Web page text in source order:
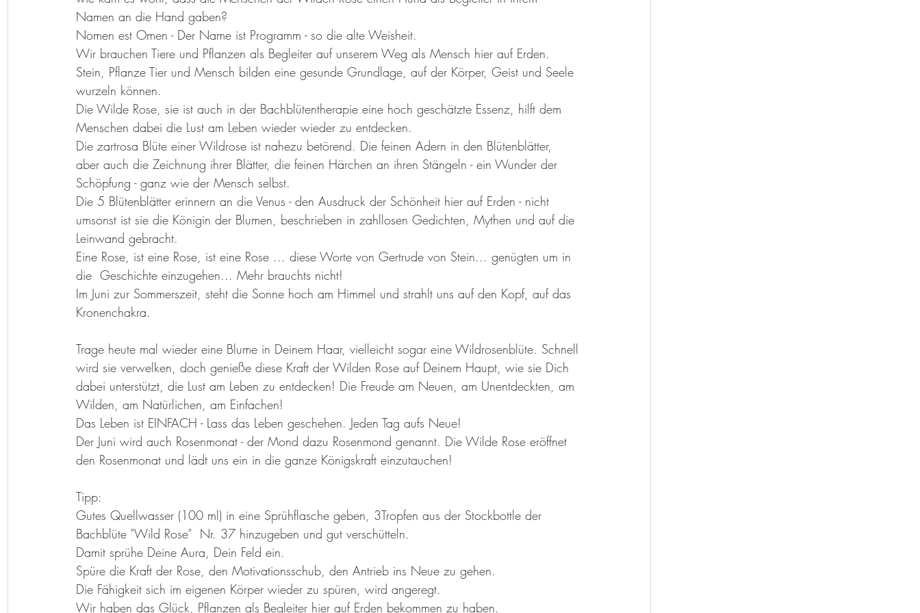
Herzenslieder Bastelideen Kunst-Hand-Werk Adventkalender 2021
Geschichtenkiste Gedichte, Sprüche und Zitate
Namen an die Hand gaben?
Nomen est Omen - Der Name ist Programm - so die alte Weisheit.
Wir brauchen Tiere und Pflanzen als Begleiter auf unserem Weg als Mensch hier auf Erden.
Stein, Pflanze Tier und Mensch bilden eine gesunde Grundlage, auf der Körper, Geist und Seele
wurzeln können.
Die Wilde Rose, sie ist auch in der Bachblütentherapie eine hoch geschätzte Essenz, hilft dem
Menschen dabei die Lust am Leben wieder wieder zu entdecken.
Die zartrosa Blüte einer Wildrose ist nahezu betörend. Die feinen Adern in den Blütenblätter,
aber auch die Zeichnung ihrer Blätter, die feinen Härchen an ihren Stängeln - ein Wunder der
Schöpfung - ganz wie der Mensch selbst.
Die 5 Blütenblätter erinnern an die Venus - den Ausdruck der Schönheit hier auf Erden - nicht
umsonst ist sie die Königin der Blumen, beschrieben in zahllosen Gedichten, Mythen und auf die
Leinwand gebracht.
Eine Rose, ist eine Rose, ist eine Rose ... diese Worte von Gertrude von Stein... genügten um in
die  Geschichte einzugehen... Mehr brauchts nicht!
Im Juni zur Sommerszeit, steht die Sonne hoch am Himmel und strahlt uns auf den Kopf, auf das
Kronenchakra.
Trage heute mal wieder eine Blume in Deinem Haar, vielleicht sogar eine Wildrosenblüte. Schnell
wird sie verwelken, doch genieße diese Kraft der Wilden Rose auf Deinem Haupt, wie sie Dich
dabei unterstützt, die Lust am Leben zu entdecken! Die Freude am Neuen, am Unentdeckten, am
Wilden, am Natürlichen, am Einfachen!
Das Leben ist EINFACH - Lass das Leben geschehen. Jeden Tag aufs Neue!
Der Juni wird auch Rosenmonat - der Mond dazu Rosenmond genannt. Die Wilde Rose eröffnet
den Rosenmonat und lädt uns ein in die ganze Königskraft einzutauchen!
Tipp:
Gutes Quellwasser (100 ml) in eine Sprühflasche geben, 3Tropfen aus der Stockbottle der
Bachblüte "Wild Rose"  Nr. 37 hinzugeben und gut verschütteln.
Damit sprühe Deine Aura, Dein Feld ein.
Spüre die Kraft der Rose, den Motivationsschub, den Antrieb ins Neue zu gehen.
Die Fähigkeit sich im eigenen Körper wieder zu spüren, wird angeregt.
Wir haben das Glück, Pflanzen als Begleiter hier auf Erden bekommen zu haben.